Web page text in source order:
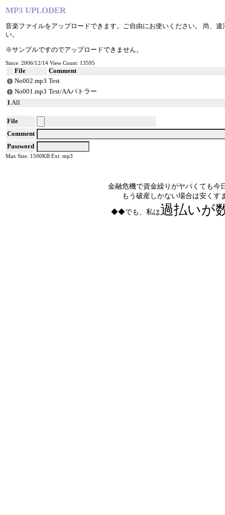
MP3 UPLODER
音楽ファイルをアップロードできます。ご自由にお使いください。 尚、
い。
※サンプルですのでアップロードできません。
Since: 2006/12/14 View Count: 13595
File
Comment
No002.mp3 Test
No001.mp3 Test/AAバトラー
1 All
File
Comment
Password
Max Size: 1500KB Ext: mp3
金融危機で資金繰りがヤバくても今
もう破産しかない場合は安くす
◆◆でも、私は過払いが